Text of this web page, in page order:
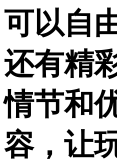
可以自
还有精
情节和
容，让